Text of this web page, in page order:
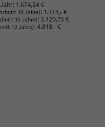
1.674,24 €
10 Jahre): 1.314,- €
10 Jahre): 3.120,75 €
10 Jahre): 4.818,- €